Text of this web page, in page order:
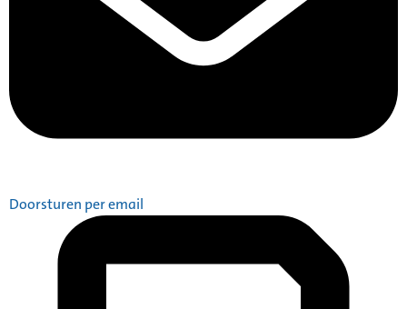
Doorsturen per email